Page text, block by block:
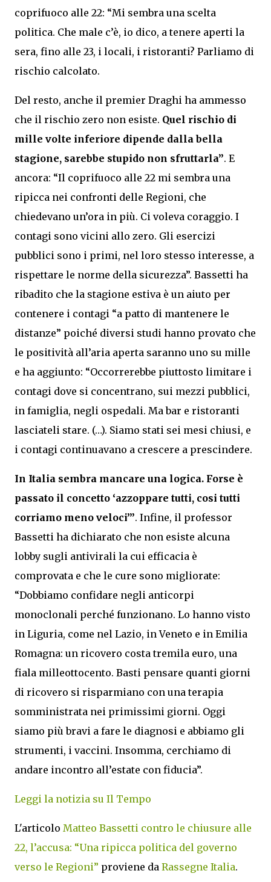
coprifuoco alle 22: “Mi sembra una scelta
politica. Che male c’è, io dico, a tenere aperti la
sera, fino alle 23, i locali, i ristoranti? Parliamo di
rischio calcolato.
Del resto, anche il premier Draghi ha ammesso
che il rischio zero non esiste. Quel rischio di
mille volte inferiore dipende dalla bella
stagione, sarebbe stupido non sfruttarla”. E
ancora: “Il coprifuoco alle 22 mi sembra una
ripicca nei confronti delle Regioni, che
chiedevano un’ora in più. Ci voleva coraggio. I
contagi sono vicini allo zero. Gli esercizi
pubblici sono i primi, nel loro stesso interesse, a
rispettare le norme della sicurezza”. Bassetti ha
ribadito che la stagione estiva è un aiuto per
contenere i contagi “a patto di mantenere le
distanze” poiché diversi studi hanno provato che
le positività all’aria aperta saranno uno su mille
e ha aggiunto: “Occorrerebbe piuttosto limitare i
contagi dove si concentrano, sui mezzi pubblici,
in famiglia, negli ospedali. Ma bar e ristoranti
lasciateli stare. (…). Siamo stati sei mesi chiusi, e
i contagi continuavano a crescere a prescindere.
In Italia sembra mancare una logica. Forse è
passato il concetto ‘azzoppare tutti, cosi tutti
corriamo meno veloci’”. Infine, il professor
Bassetti ha dichiarato che non esiste alcuna
lobby sugli antivirali la cui efficacia è
comprovata e che le cure sono migliorate:
“Dobbiamo confidare negli anticorpi
monoclonali perché funzionano. Lo hanno visto
in Liguria, come nel Lazio, in Veneto e in Emilia
Romagna: un ricovero costa tremila euro, una
fiala milleottocento. Basti pensare quanti giorni
di ricovero si risparmiano con una terapia
somministrata nei primissimi giorni. Oggi
siamo più bravi a fare le diagnosi e abbiamo gli
strumenti, i vaccini. Insomma, cerchiamo di
andare incontro all’estate con fiducia”.
Leggi la notizia su Il Tempo
L'articolo Matteo Bassetti contro le chiusure alle
22, l’accusa: “Una ripicca politica del governo
verso le Regioni” proviene da Rassegne Italia.